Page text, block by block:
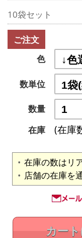
10袋セット
ご注文
色
数単位
数量
在庫
(在庫
在庫の数はリ
店舗の在庫を
カー